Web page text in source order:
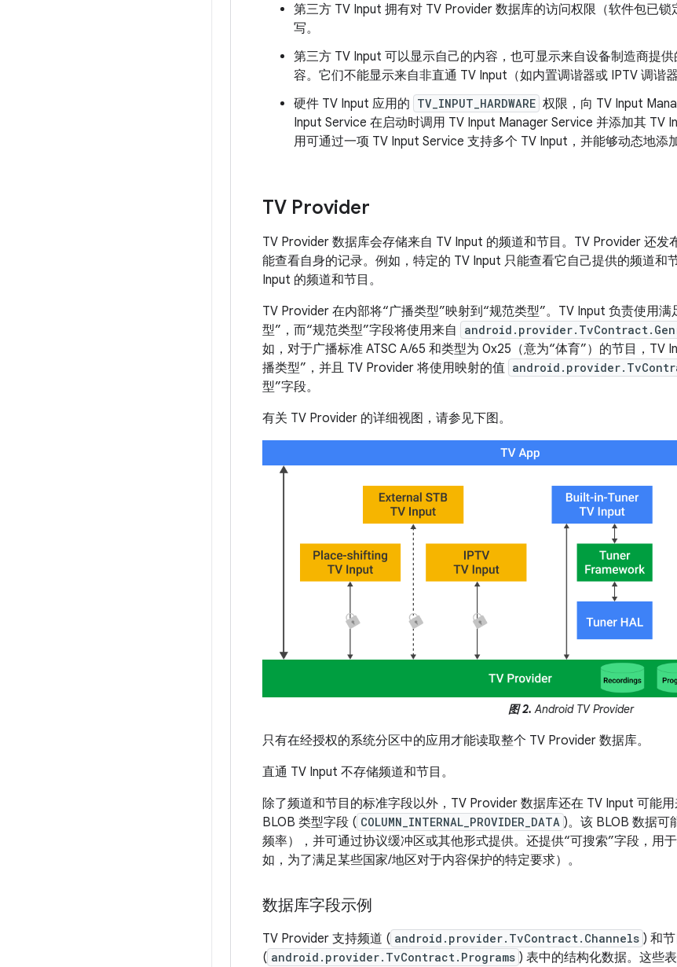
第三方 TV Input 拥有对 TV Provider 数据库的访问权限（软件包已
写。
第三方 TV Input 可以显示自己的内容，也可显示来自设备制造商提
容。它们不能显示来自非直通 TV Input（如内置调谐器或 IPTV 调谐器
硬件 TV Input 应用的 TV_INPUT_HARDWARE 权限，向 TV Input
Input Service 在启动时调用 TV Input Manager Service 并添加其 TV
用可通过一项 TV Input Service 支持多个 TV Input，并能够动态地添
TV Provider
TV Provider 数据库会存储来自 TV Input 的频道和节目。TV Provider 还发
能查看自身的记录。例如，特定的 TV Input 只能查看它自己提供的频道和
Input 的频道和节目。
TV Provider 在内部将“广播类型”映射到“规范类型”。TV Input 负责使用
型”，而“规范类型”字段将使用来自
如，对于广播标准 ATSC A/65 和类型为 0x25（意为“体育”）的节目，TV
播类型”，并且 TV Provider 将使用映射的值
型”字段。
有关 TV Provider 的详细视图，请参见下图。
图 2. Android TV Provider
只有在经授权的系统分区中的应用才能读取整个 TV Provider 数据库。
直通 TV Input 不存储频道和节目。
除了频道和节目的标准字段以外，TV Provider 数据库还在 TV Input 可能
BLOB 类型字段 ( COLUMN_INTERNAL_PROVIDER_DATA )。该 BLOB 数据可
频率），并可通过协议缓冲区或其他形式提供。还提供“可搜索”字段，用
如，为了满足某些国家/地区对于内容保护的特定要求）。
数据库字段示例
TV Provider 支持频道 ( android.provider.TvContract.Channels ) 和节
( android.provider.TvContract.Programs ) 表中的结构化数据。这些